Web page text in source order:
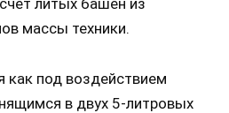
литых башен из
массы техники.
как под воздействием
в двух 5-литровых